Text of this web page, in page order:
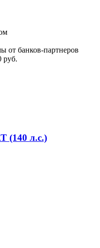
от банков-партнеров
руб.
(140 л.с.)